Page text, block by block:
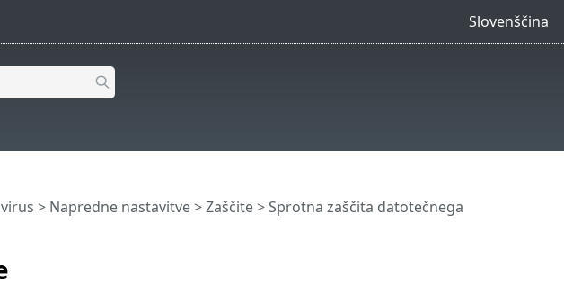
Slovenščina
> Napredne nastavitve>Zaščite>Sprotna zaščita datotečnega